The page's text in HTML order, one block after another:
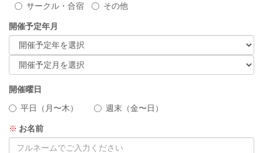
サークル・合宿
その他
開催予定年月
開催曜日
平日（月〜木）
週末（金〜日）
※ お名前